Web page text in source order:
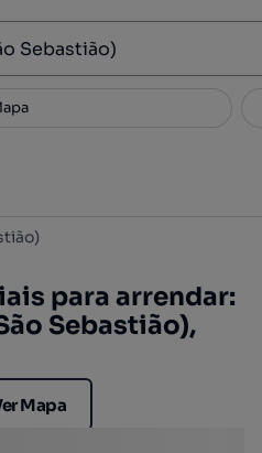
3
para arrendar:
Sebastião),
Mapa